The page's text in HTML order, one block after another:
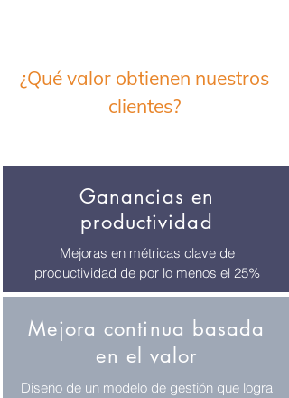
¿Qué valor obtienen nuestros
clientes?
Ganancias en
productividad
Mejoras en métricas clave de
productividad de por lo menos el 25%
Mejora continua basada
en el valor
Diseño de un modelo de gestión que logra